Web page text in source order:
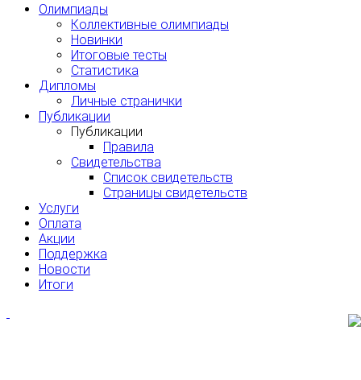
Олимпиады
Коллективные олимпиады
Новинки
Итоговые тесты
Статистика
Дипломы
Личные странички
Публикации
Публикации
Правила
Свидетельства
Список свидетельств
Страницы свидетельств
Услуги
Оплата
Акции
Поддержка
Новости
Итоги